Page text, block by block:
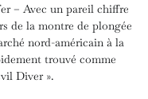
– Avec un pareil chiffre
de la montre de plongée
nord-américain à la
trouvé comme
Diver ».